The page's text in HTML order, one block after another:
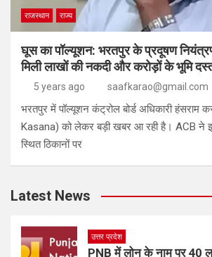
राजस्थान राज्य
घूस का पॉल्यूशन: भरतपुर के प्रदूषण
मिली लाखों की नकदी और करोड़ों के भूमि
5 years ago saafkarao@gmail.com
भरतपुर में पॉल्यूशन कंट्रोल बोर्ड अधिकारी हंसराम
Kasana) को लेकर बड़ी खबर आ रही है। ACB ने
स्थित ठिकानों पर
Latest News
उत्तर प्रदेश
PNB में लोन के नाम पर 40